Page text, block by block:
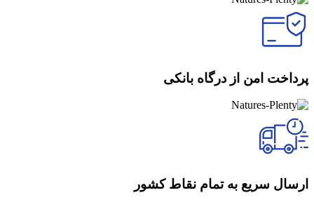
پرداخت امن از درگاه بانکی
ارسال سریع به تمام نقاط کشور